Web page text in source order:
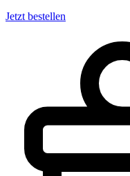
Jetzt bestellen